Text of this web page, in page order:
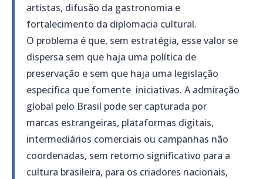
artistas, difusão da gastronomia e
fortalecimento da diplomacia cultural.
O problema é que, sem estratégia, esse valor se
dispersa sem que haja uma política de
preservação e sem que haja uma legislação
especifica que fomente iniciativas. A admiração
global pelo Brasil pode ser capturada por
marcas estrangeiras, plataformas digitais,
intermediários comerciais ou campanhas não
coordenadas, sem retorno significativo para a
cultura brasileira, para os criadores nacionais,